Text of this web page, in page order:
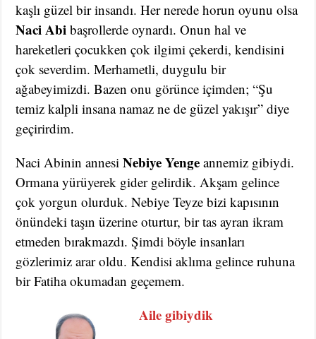
kaşlı güzel bir insandı. Her nerede horun oyunu olsa
Naci Abibaşrollerde oynardı. Onun hal ve
hareketleri çocukken çok ilgimi çekerdi, kendisini
çok severdim. Merhametli, duygulu bir
ağabeyimizdi. Bazen onu görünce içimden; “Şu
temiz kalpli insana namaz ne de güzel yakışır” diye
geçirirdim.
Naci Abinin annesiNebiye Yengeannemiz gibiydi.
Ormana yürüyerek gider gelirdik. Akşam gelince
çok yorgun olurduk. Nebiye Teyze bizi kapısının
önündeki taşın üzerine oturtur, bir tas ayran ikram
etmeden bırakmazdı. Şimdi böyle insanları
gözlerimiz arar oldu. Kendisi aklıma gelince ruhuna
bir Fatiha okumadan geçemem.
Aile gibiydik